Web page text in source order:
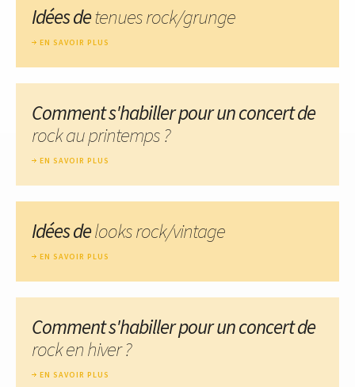
Idées detenues rock/grunge
EN SAVOIR PLUS
Comment s'habiller pour un concert de
rock au printemps ?
EN SAVOIR PLUS
Idées delooks rock/vintage
EN SAVOIR PLUS
Comment s'habiller pour un concert de
rock en hiver ?
EN SAVOIR PLUS